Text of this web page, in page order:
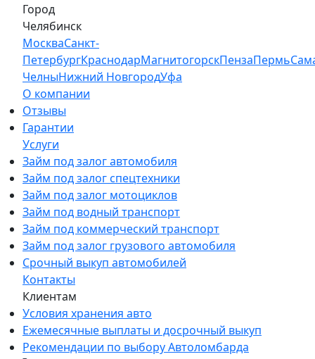
Город
Челябинск
МоскваСанкт-
ПетербургКраснодарМагнитогорскПензаПермь
ЧелныНижний НовгородУфа
О компании
Отзывы
Гарантии
Услуги
Займ под залог автомобиля
Займ под залог спецтехники
Займ под залог мотоциклов
Займ под водный транспорт
Займ под коммерческий транспорт
Займ под залог грузового автомобиля
Срочный выкуп автомобилей
Контакты
Клиентам
Условия хранения авто
Ежемесячные выплаты и досрочный выкуп
Рекомендации по выбору Автоломбарда